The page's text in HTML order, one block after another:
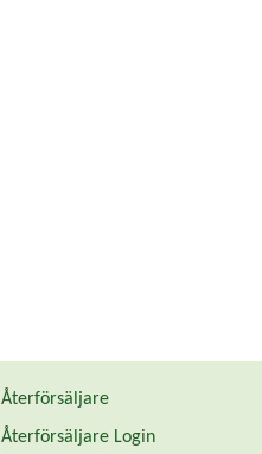
Återförsäljare
Återförsäljare Login